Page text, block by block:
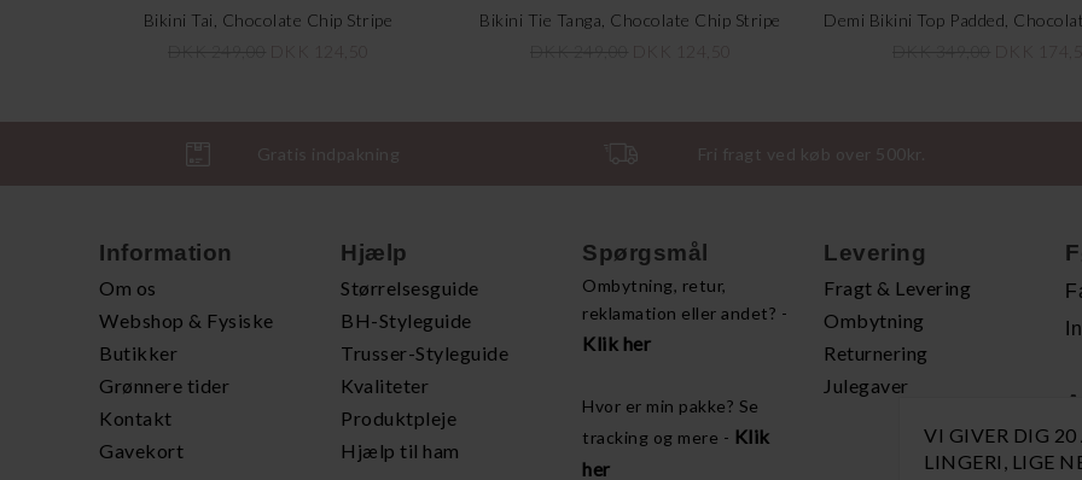
VI GIVER DIG 20
LINGERI, LIGE
Bikini Tai, Chocolate Chip Stripe
Bikini Tie Tanga, Chocolate Chip Stripe
Gratis indpakning Fri fragt ved køb over 500kr.
Information
Om os
Webshop & Fysiske
Butikker
Grønnere tider
Kontakt
Gavekort
Hjælp
Størrelsesguide
BH-Styleguide
Trusser-Styleguide
Kvaliteter
Produktpleje
Hjælp til ham
Spørgsmål
Ombytning, retur,
reklamation eller andet? -
Klik her
Hvor er min pakke? Se
tracking og mere - Klik
her
Levering
Fragt & Levering
Ombytning
Returnering
Julegaver